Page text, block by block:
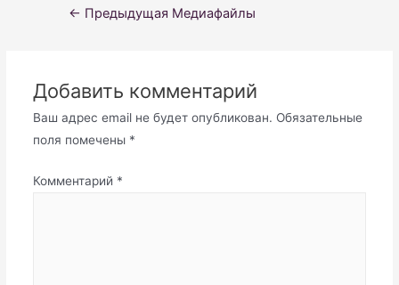
Навигация
← Предыдущая Медиафайлы
Добавить комментарий
Ваш адрес email не будет опубликован. Обязательные
поля помечены *
Комментарий *